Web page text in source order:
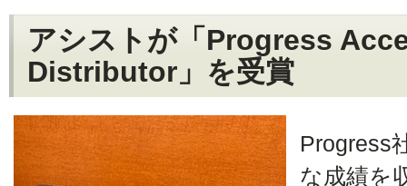
アシストが「Progress
Distributor」を受賞
Progress
な成績を